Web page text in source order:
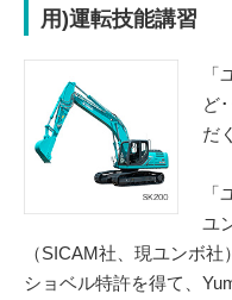
用)運転技能講習
ど
だ
「
ユ
（SICAM社、現ユンボ
ショベル特許を得て、